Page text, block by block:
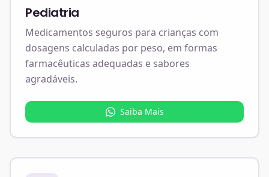
Pediatria
Medicamentos seguros para crianças com
dosagens calculadas por peso, em formas
farmacêuticas adequadas e sabores
agradáveis.
Saiba Mais